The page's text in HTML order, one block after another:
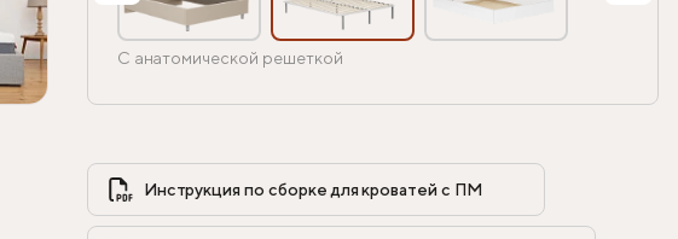
С анатомической решеткой
Инструкция по сборке для кроватей с ПМ